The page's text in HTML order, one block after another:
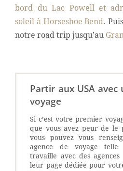
bord du Lac Powell et
soleil à Horseshoe Bend.
notre road trip jusqu’au
Partir aux USA avec
voyage
Si c’est votre premier
que vous avez peur de le
vous pouvez vous
agence de voyage
travaille avec des agences
leur page dédiée pour